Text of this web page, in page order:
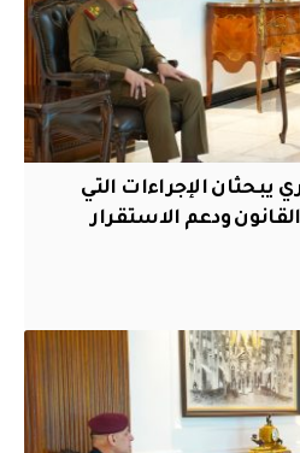
يبحثان الإجراءات التي
ودعم الاستقرار